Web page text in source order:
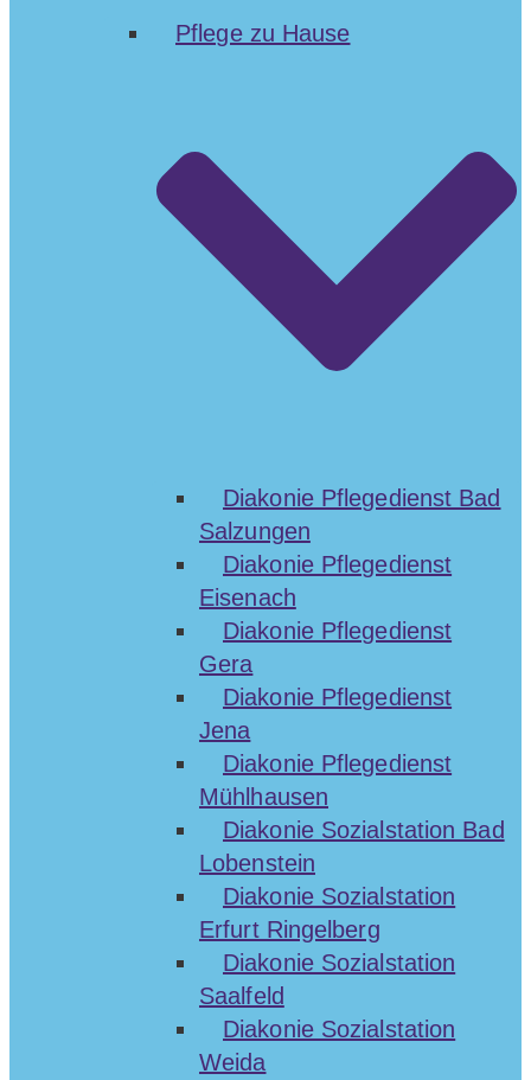
Pflege zu Hause
Diakonie Pflegedienst Bad
Salzungen
Diakonie Pflegedienst
Eisenach
Diakonie Pflegedienst
Gera
Diakonie Pflegedienst
Jena
Diakonie Pflegedienst
Mühlhausen
Diakonie Sozialstation Bad
Lobenstein
Diakonie Sozialstation
Erfurt Ringelberg
Diakonie Sozialstation
Saalfeld
Diakonie Sozialstation
Weida